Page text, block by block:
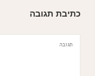
כתיבת תגובה